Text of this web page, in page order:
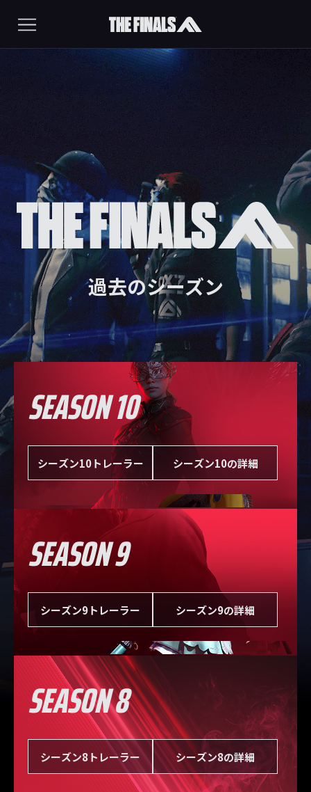
過去のシーズン
SEASON 8
シーズン8トレーラー シーズン8の詳細
SEASON 9
シーズン9トレーラー シーズン9の詳細
SEASON 10
シーズン10トレーラー シーズン10の詳細